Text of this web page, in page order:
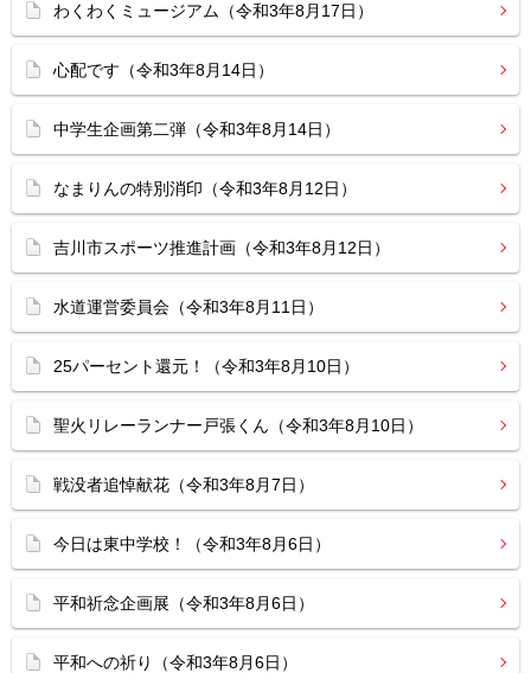
わくわくミュージアム（令和3年8月17日）
心配です（令和3年8月14日）
中学生企画第二弾（令和3年8月14日）
なまりんの特別消印（令和3年8月12日）
吉川市スポーツ推進計画（令和3年8月12日）
水道運営委員会（令和3年8月11日）
25パーセント還元！（令和3年8月10日）
聖火リレーランナー戸張くん（令和3年8月10日）
戦没者追悼献花（令和3年8月7日）
今日は東中学校！（令和3年8月6日）
平和祈念企画展（令和3年8月6日）
平和への祈り（令和3年8月6日）